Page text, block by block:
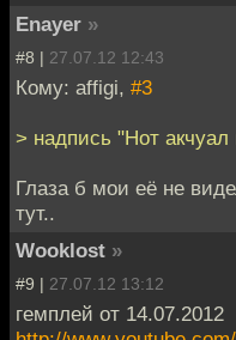
Enayer »
#8 | 27.07.12 12:43
Кому: affigi, #3
> надпись "Нот акчуал
Глаза б мои её не
тут..
Wooklost »
#9 | 27.07.12 13:12
гемплей от 14.07.2012